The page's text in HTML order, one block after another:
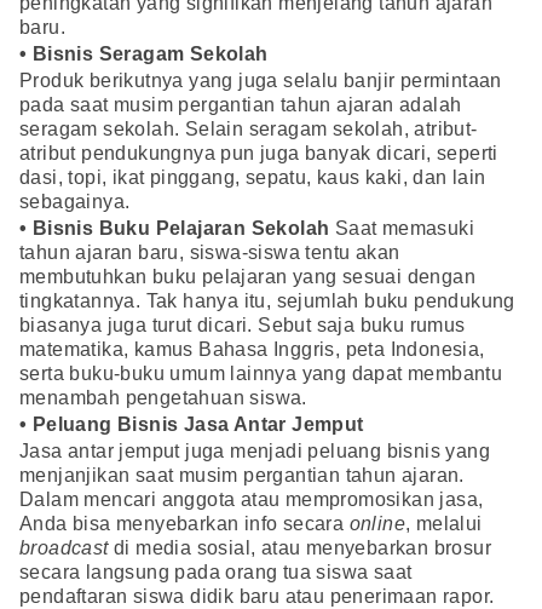
baru.
• Bisnis Seragam Sekolah
Produk berikutnya yang juga selalu banjir permintaan
pada saat musim pergantian tahun ajaran adalah
seragam sekolah. Selain seragam sekolah, atribut-
atribut pendukungnya pun juga banyak dicari, seperti
dasi, topi, ikat pinggang, sepatu, kaus kaki, dan lain
sebagainya.
• Bisnis Buku Pelajaran Sekolah Saat memasuki
tahun ajaran baru, siswa-siswa tentu akan
membutuhkan buku pelajaran yang sesuai dengan
tingkatannya. Tak hanya itu, sejumlah buku pendukung
biasanya juga turut dicari. Sebut saja buku rumus
matematika, kamus Bahasa Inggris, peta Indonesia,
serta buku-buku umum lainnya yang dapat membantu
menambah pengetahuan siswa.
• Peluang Bisnis Jasa Antar Jemput
Jasa antar jemput juga menjadi peluang bisnis yang
menjanjikan saat musim pergantian tahun ajaran.
Dalam mencari anggota atau mempromosikan jasa,
Anda bisa menyebarkan info secara online, melalui
broadcastdi media sosial, atau menyebarkan brosur
secara langsung pada orang tua siswa saat
pendaftaran siswa didik baru atau penerimaan rapor.